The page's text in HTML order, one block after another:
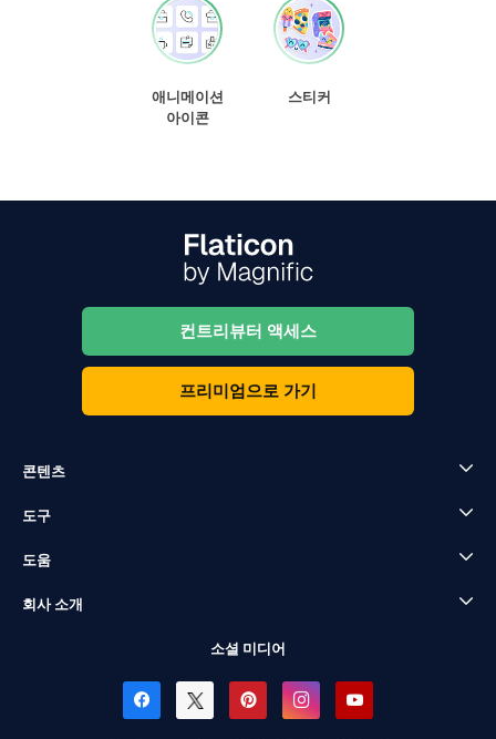
애니메이션
아이콘
스티커
컨트리뷰터 액세스
프리미엄으로 가기
콘텐츠
도구
도움
회사 소개
소셜 미디어